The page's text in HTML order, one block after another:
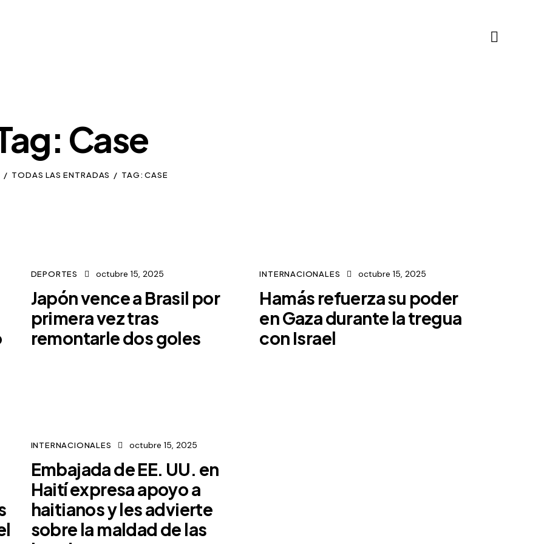
Case
TODAS LAS ENTRADAS TAG: CASE
DEPORTES octubre 15, 2025
Japón vence a Brasil por
primera vez tras
remontarle dos goles
INTERNACIONALES octubre 15, 2025
Hamás refuerza su poder
en Gaza durante la tregua
con Israel
INTERNACIONALES octubre 15, 2025
Embajada de EE. UU. en
Haití expresa apoyo a
haitianos y les advierte
sobre la maldad de las